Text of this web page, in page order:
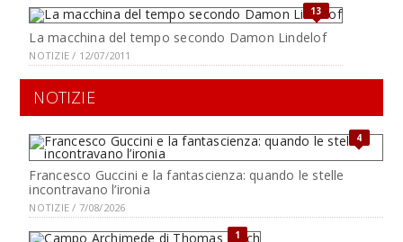
13
La macchina del tempo secondo Damon Lindelof
NOTIZIE / 12/07/2011
NOTIZIE
4
Francesco Guccini e la fantascienza: quando le stelle
incontravano l’ironia
NOTIZIE / 7/08/2026
1